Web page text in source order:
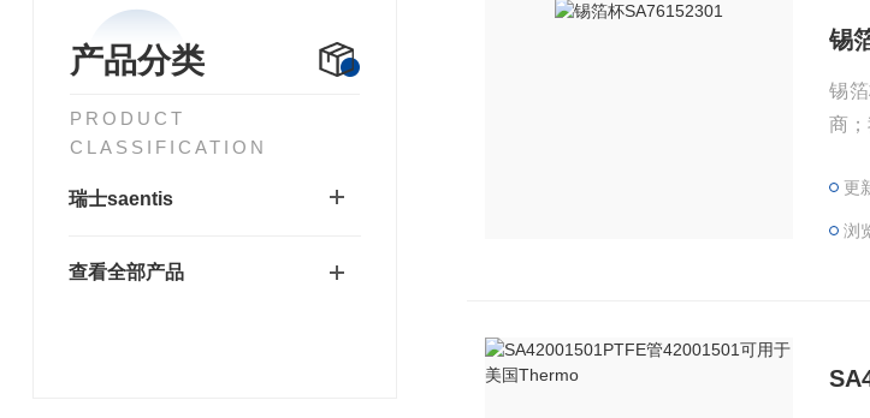
产品分类
PRODUCT
CLASSIFICATION
瑞士saentis
查看全部产品
锡
锡
商
更
浏